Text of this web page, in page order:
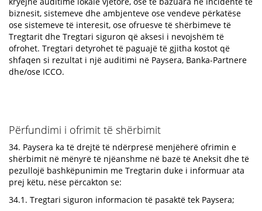
biznesit, sistemeve dhe ambjenteve ose vendeve përkatëse
ose sistemeve të interesit, ose ofruesve të shërbimeve të
Tregtarit dhe Tregtari siguron që aksesi i nevojshëm të
ofrohet. Tregtari detyrohet të paguajë të gjitha kostot që
shfaqen si rezultat i një auditimi në Paysera, Banka-Partnere
dhe/ose ICCO.
Përfundimi i ofrimit të shërbimit
34. Paysera ka të drejtë të ndërpresë menjëherë ofrimin e
shërbimit në mënyrë të njëanshme në bazë të Aneksit dhe të
pezullojë bashkëpunimin me Tregtarin duke i informuar ata
prej këtu, nëse përcakton se:
34.1. Tregtari siguron informacion të pasaktë tek Paysera;